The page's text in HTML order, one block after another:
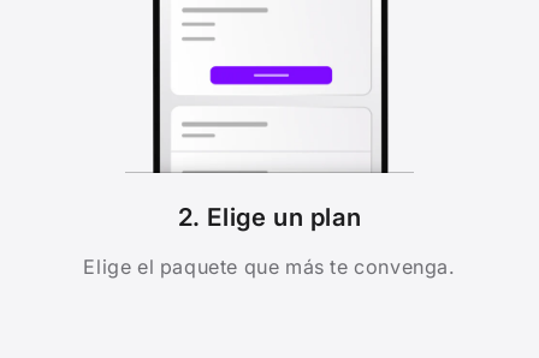
2. Elige un plan
Elige el paquete que más te convenga.